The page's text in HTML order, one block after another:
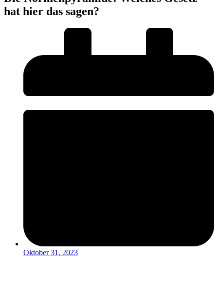
hat hier das sagen?
Oktober 31, 2023